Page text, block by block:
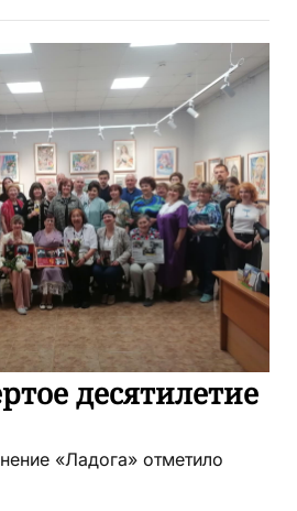
десятилетие
«Ладога» отметило